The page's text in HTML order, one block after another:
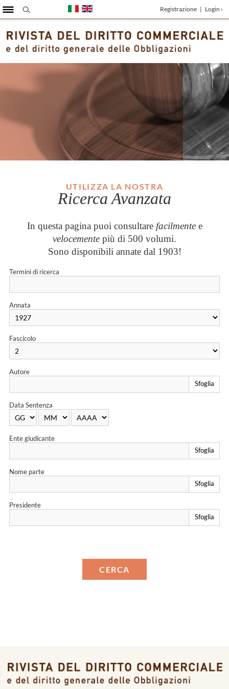
UTILIZZA LA NOSTRA
Ricerca Avanzata
In questa pagina puoi consultare facilmentee
velocemente più di 500 volumi.
Sono disponibili annate dal 1903!
Termini di ricerca
Annata
Fascicolo
Autore
Sfoglia
Data Sentenza
Ente giudicante
Sfoglia
Nome parte
Sfoglia
Presidente
Sfoglia
Registrazione | Login ›